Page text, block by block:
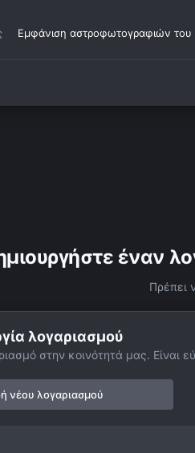
Εμφάνιση αστροφωτογραφιών του
έναν
Πρέπει
λογαριασμού
στην κοινότητά μας. Είναι
νέου λογαριασμού